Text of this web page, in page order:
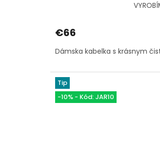
je
z
hviezdičiek.
€66
Dámska kabelka s krásnym
Tip
-10% - Kód: JAR10